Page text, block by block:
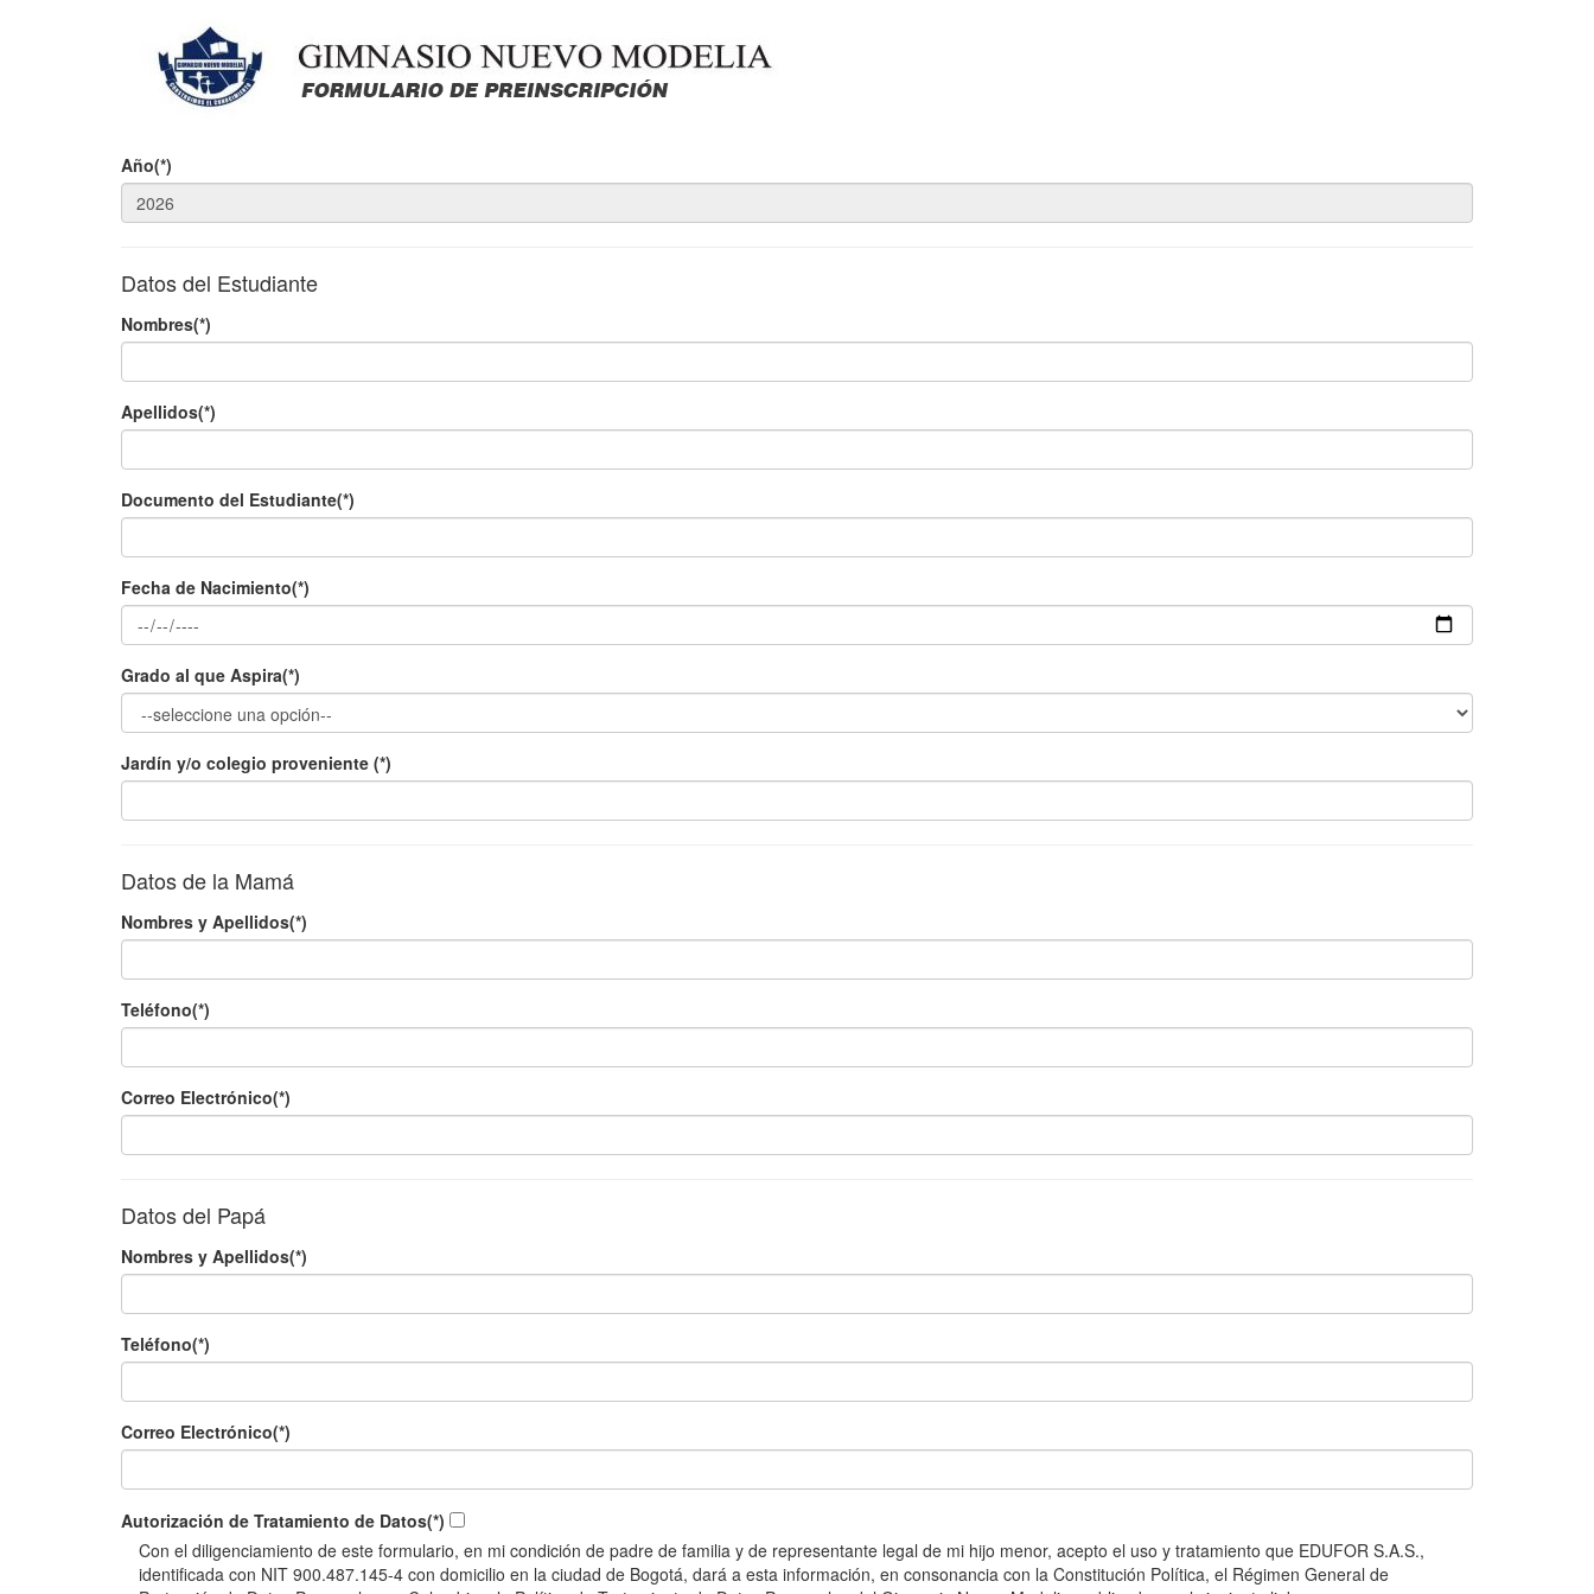
Año(*)
Datos del Estudiante
Nombres(*)
Apellidos(*)
Documento del Estudiante(*)
Fecha de Nacimiento(*)
Grado al que Aspira(*)
Jardín y/o colegio proveniente (*)
Datos de la Mamá
Nombres y Apellidos(*)
Teléfono(*)
Correo Electrónico(*)
Datos del Papá
Nombres y Apellidos(*)
Teléfono(*)
Correo Electrónico(*)
Autorización de Tratamiento de Datos(*)
Con el diligenciamiento de este formulario, en mi condición de padre de familia y de representante legal de mi hijo menor, acepto el uso y tratamiento que EDUFOR S.A.S.,
identificada con NIT 900.487.145-4 con domicilio en la ciudad de Bogotá, dará a esta información, en consonancia con la Constitución Política, el Régimen General de